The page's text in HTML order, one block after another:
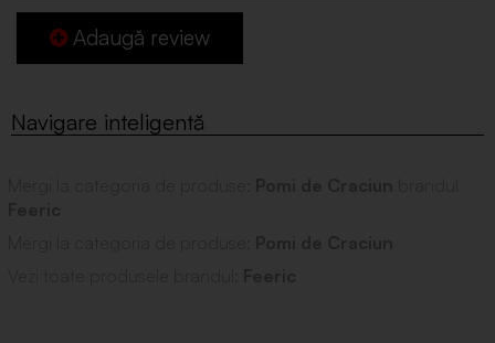
Adaugă review